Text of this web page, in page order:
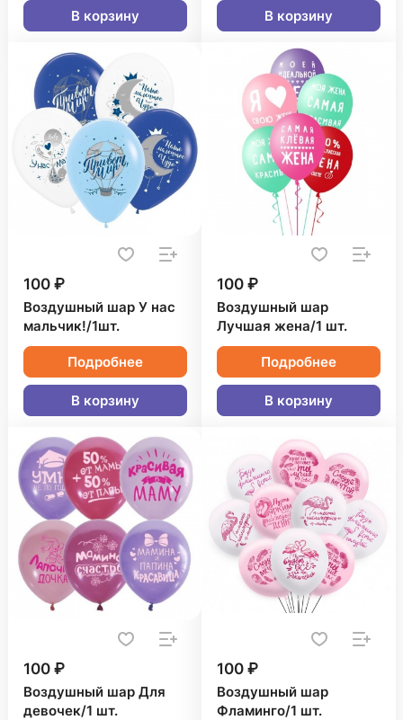
В корзину В корзину
100 ₽
Воздушный шар У нас
мальчик!/1шт.
Подробнее
В корзину
100 ₽
Воздушный шар
Лучшая жена/1 шт.
Подробнее
В корзину
100 ₽
Воздушный шар Для
девочек/1 шт.
100 ₽
Воздушный шар
Фламинго/1 шт.